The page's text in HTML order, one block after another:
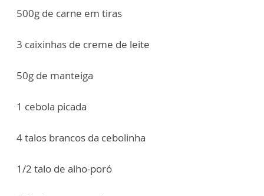
500g de carne em tiras
3 caixinhas de creme de leite
50g de manteiga
1 cebola picada
4 talos brancos da cebolinha
1/2 talo de alho-poró